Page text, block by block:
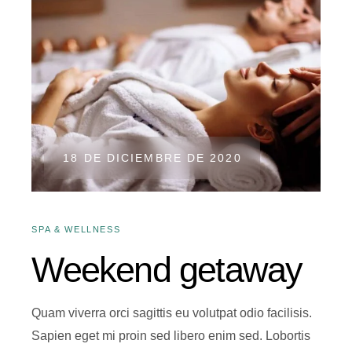
18 DE DICIEMBRE DE 2020
SPA & WELLNESS
Weekend getaway
Quam viverra orci sagittis eu volutpat odio facilisis.
Sapien eget mi proin sed libero enim sed. Lobortis